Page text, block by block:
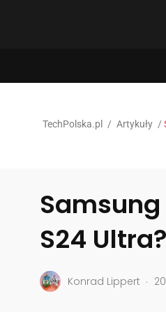
TechPolska.pl / Artykuły /
Samsung
S24
Konrad Lippert .